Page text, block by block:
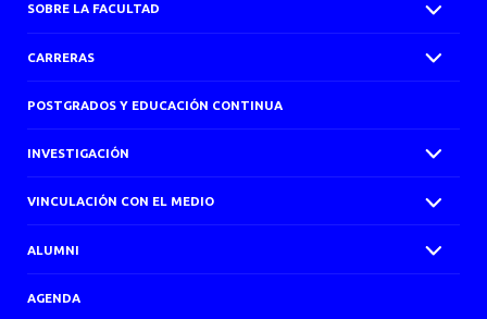
SOBRE LA FACULTAD
CARRERAS
POSTGRADOS Y EDUCACIÓN CONTINUA
INVESTIGACIÓN
VINCULACIÓN CON EL MEDIO
ALUMNI
AGENDA